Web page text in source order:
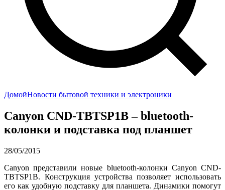
ДомойНовости бытовой техники и электроники
Canyon CND-TBTSP1B – bluetooth-
колонки и подставка под планшет
28/05/2015
Canyon представили новые bluetooth-колонки Canyon CND-
TBTSP1B. Конструкция устройства позволяет использовать
его как удобную подставку для планшета. Динамики помогут